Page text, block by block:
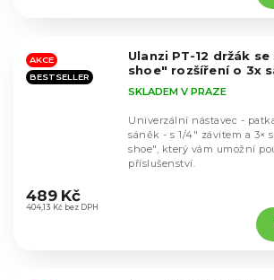
hvězdiček.
AKCE
BESTSELLER
Ulanzi PT-12 držák
shoe" rozšíření o 3x
hodnocení
produktu
SKLADEM V PRAZE
404,13 Kč bez DPH
489 Kč
Univerzální nástavec -
sáněk - s 1/4" závitem a 3×
shoe", který vám umožní
příslušenství.